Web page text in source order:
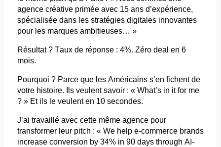
agence créative primée avec 15 ans d’expérience,
spécialisée dans les stratégies digitales innovantes
pour les marques ambitieuses… »
Résultat ? Taux de réponse : 4%. Zéro deal en 6
mois.
Pourquoi ? Parce que les Américains s’en fichent de
votre histoire. Ils veulent savoir : « What’sin itfor me
? » Et ils le veulent en 10 secondes.
J’ai travaillé avec cette même agence pour
transformer leur pitch : « Wehelp e-commerce brands
increaseconversion by 34% in 90 days through AI-